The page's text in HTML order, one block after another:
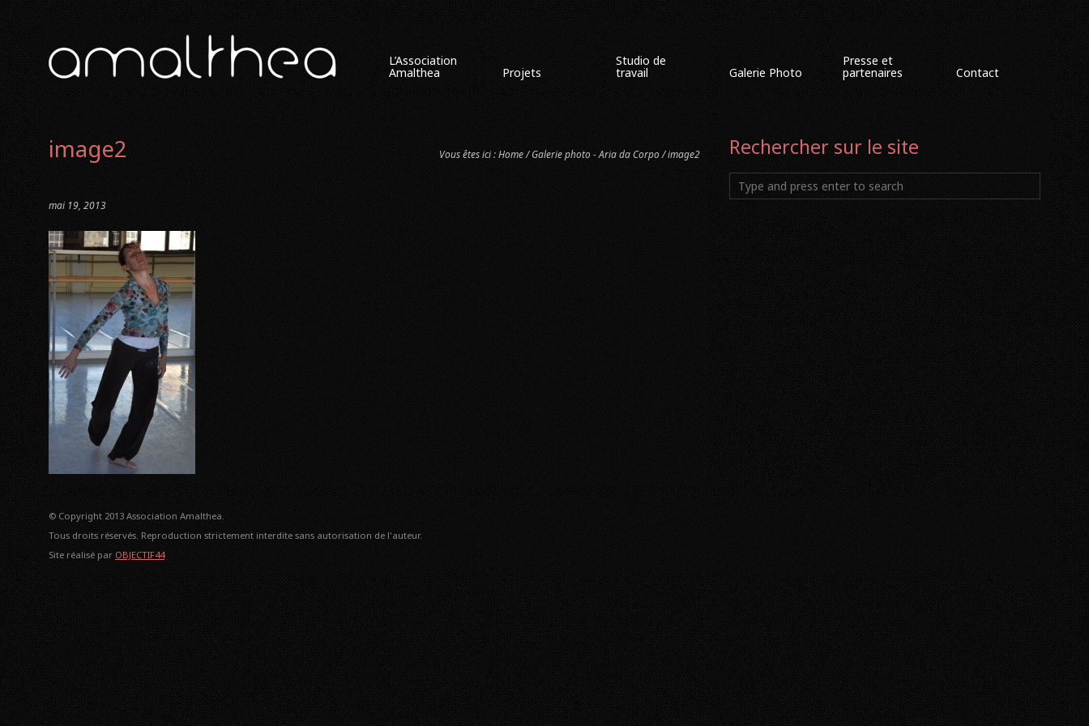
L’Association
Amalthea Projets
Studio de
travail Galerie Photo
Presse et
partenaires Contact
image2 Vous êtes ici :Home/Galerie photo - Aria da Corpo / image2
mai 19, 2013
Rechercher sur le site
© Copyright 2013 Association Amalthea.
Tous droits réservés. Reproduction strictement interdite sans autorisation de l'auteur.
Site réalisé par OBJECTIF44